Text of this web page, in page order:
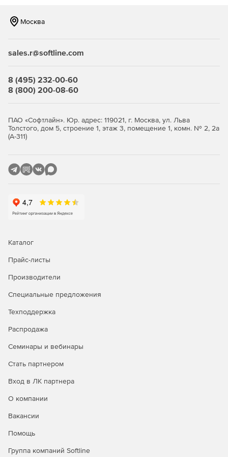
защита от вирусов‑шифровальщиков на базе ИИ,
протокол BSP), парольная защита резервных копий и
Эффективное использование ресурсов и снижение
сеть и хранилища. Гибкие фильтры позволяют
исключать ненужные данные на уровне дисков, папок
эффективность.
универсальное восстановление на «голое железо»
или оборудование, отличное от оригинального,
отдельных объектов, а также автоматическое
Доступна уникальная технология восстановления
Централизованное управление и автоматизация.
администрирования (включая выделенную роль ИБ),
интеграция с отечественными и зарубежными
службами каталогов. Для специализированных задач
ИБ.Панель мониторинга, автоматизированная
генерация отчетов в разных форматах, детальный
данных. Поддержка SMTP‑оповещений, передача
с внешними системами мониторинга.
Москва
sales.r@softline.com
8 (495) 232-00-60
8 (800) 200-08-60
ПАО «Софтлайн». Юр. адрес: 119021, г. Москва, ул. Льва
Толстого, дом 5, строение 1, этаж 3, помещение 1, комн. № 2, 2а
(А-311)
Каталог
Прайс-листы
Производители
Специальные предложения
Техподдержка
Распродажа
Семинары и вебинары
Стать партнером
Вход в ЛК партнера
О компании
Вакансии
Помощь
Группа компаний Softline